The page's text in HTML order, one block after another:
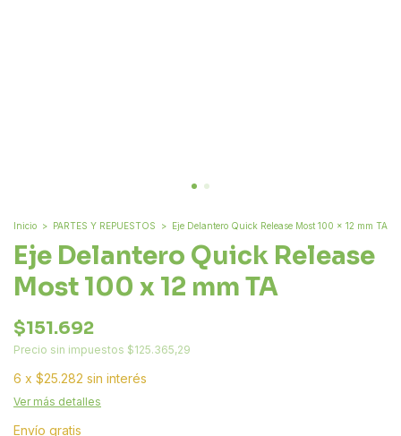
Inicio > PARTES Y REPUESTOS > Eje Delantero Quick Release Most 100 x 12 mm TA
Eje Delantero Quick Release
Most 100 x 12 mm TA
$151.692
Precio sin impuestos $125.365,29
6 x $25.282 sin interés
Ver más detalles
Envío gratis